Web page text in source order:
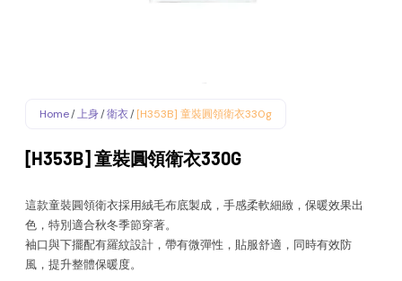
Home/上身/衛衣/ [H353B] 童裝圓領衛衣330g
[H353B] 童裝圓領衛衣330G
這款童裝圓領衛衣採用絨毛布底製成，手感柔軟細緻，保暖效果出
色，特別適合秋冬季節穿著。
袖口與下擺配有羅紋設計，帶有微彈性，貼服舒適，同時有效防
風，提升整體保暖度。